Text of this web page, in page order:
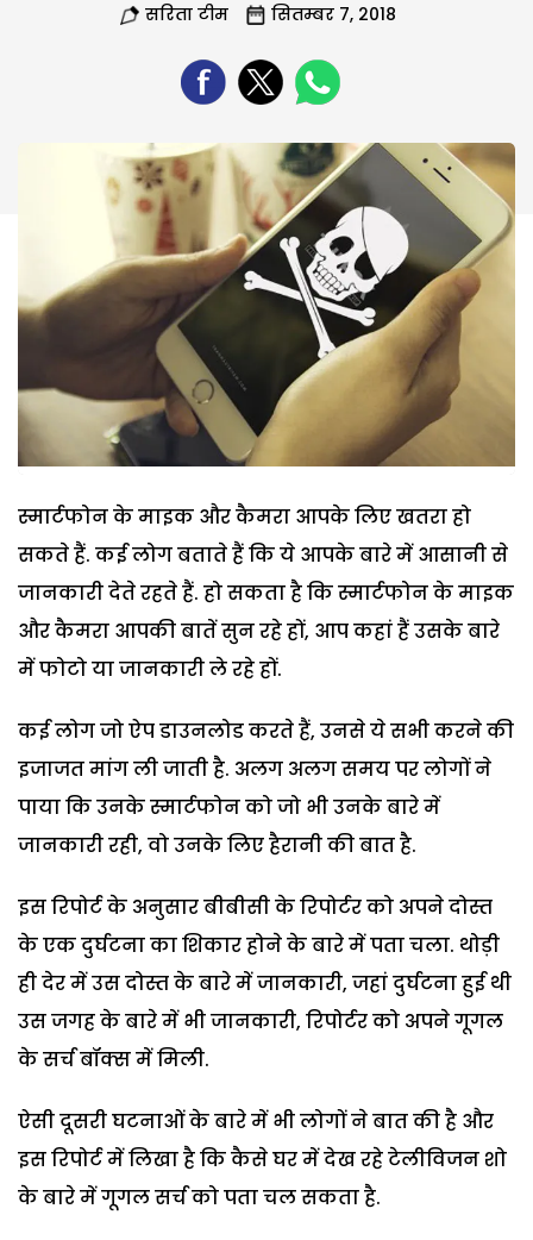
सरिता टीम सितम्बर 7, 2018
स्मार्टफोन के माइक और कैमरा आपके लिए खतरा हो
सकते हैं. कई लोग बताते हैं कि ये आपके बारे में आसानी से
जानकारी देते रहते हैं. हो सकता है कि स्मार्टफोन के माइक
और कैमरा आपकी बातें सुन रहे हों, आप कहां हैं उसके बारे
में फोटो या जानकारी ले रहे हों.
कई लोग जो ऐप डाउनलोड करते हैं, उनसे ये सभी करने की
इजाजत मांग ली जाती है. अलग अलग समय पर लोगों ने
पाया कि उनके स्मार्टफोन को जो भी उनके बारे में
जानकारी रही, वो उनके लिए हैरानी की बात है.
इस रिपोर्ट के अनुसार बीबीसी के रिपोर्टर को अपने दोस्त
के एक दुर्घटना का शिकार होने के बारे में पता चला. थोड़ी
ही देर में उस दोस्त के बारे में जानकारी, जहां दुर्घटना हुई थी
उस जगह के बारे में भी जानकारी, रिपोर्टर को अपने गूगल
के सर्च बॉक्स में मिली.
ऐसी दूसरी घटनाओं के बारे में भी लोगों ने बात की है और
इस रिपोर्ट में लिखा है कि कैसे घर में देख रहे टेलीविजन शो
के बारे में गूगल सर्च को पता चल सकता है.